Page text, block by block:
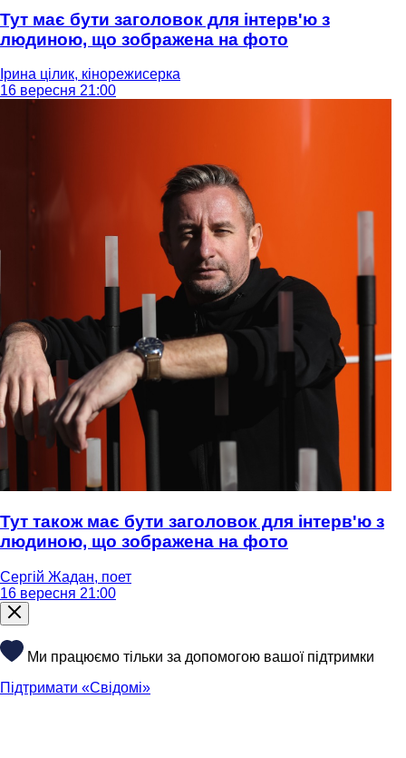
Тут має бути заголовок для інтерв'ю з
людиною, що зображена на фото
Ірина цілик, кінорежисерка
16 вересня 21:00
Тут також має бути заголовок для інтерв'ю з
людиною, що зображена на фото
Сергій Жадан, поет
16 вересня 21:00
Ми працюємо тільки за допомогою вашої підтримки
Підтримати «Свідомі»